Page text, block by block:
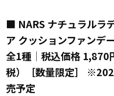
■ NARS ナチュラルラ
ア クッションファンデ
全1種│税込価格 1,870
税）［数量限定］
売予定